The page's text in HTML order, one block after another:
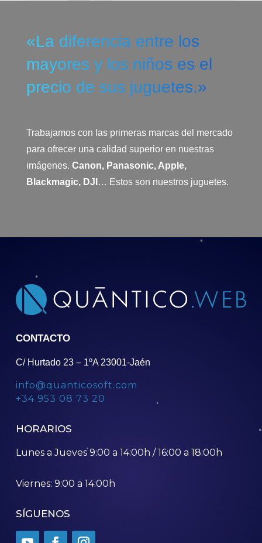
«La diferencia entre los
mayores y los niños es el
precio de sus juguetes.»
Trabajamos con las primeras marcas del mercado
para ofrecer una calidad superior en nuestras
imágenes. Canon, Panasonic, Apple,
Blackmagic, DJI … Estos son nuestros juguetes.
CONTACTO
C/ Hurtado 23 – 1ºA 23001-Jaén
info@quanticosoft.com
+34 953 08 73 20
HORARIOS
Lunes a Jueves 9:00 a 14:00h / 16:00 a 18:00h
Viernes: 9:00 a 14:00h
SÍGUENOS